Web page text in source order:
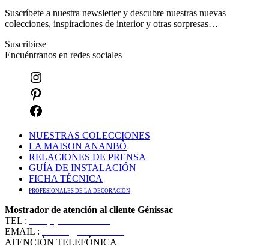
Suscríbete a nuestra newsletter y descubre nuestras nuevas
colecciones, inspiraciones de interior y otras sorpresas…
Suscribirse
Encuéntranos en redes sociales
NUESTRAS COLECCIONES
LA MAISON ANANBÔ
RELACIONES DE PRENSA
GUÍA DE INSTALACIÓN
FICHA TÉCNICA
PROFESIONALES DE LA DECORACIÓN
Mostrador de atención al cliente Génissac
TEL :
EMAIL :
ATENCIÓN TELEFÓNICA